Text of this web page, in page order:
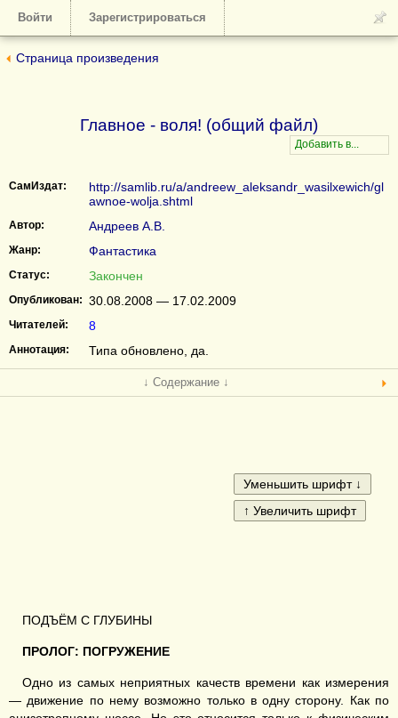
Войти Зарегистрироваться
Страница произведения
Главное - воля! (общий файл)
СамИздат:
http://samlib.ru/a/andreew_aleksandr_wasilxewich/gl
awnoe-wolja.shtml
Автор: Андреев А.В.
Жанр: Фантастика
Статус: Закончен
Опубликован: 30.08.2008 — 17.02.2009
Читателей: 8
Аннотация: Типа обновлено, да.
↓ Содержание ↓
ПОДЪЁМ С ГЛУБИНЫ
ПРОЛОГ: ПОГРУЖЕНИЕ
Одно из самых неприятных качеств времени как измерения
— движение по нему возможно только в одну сторону. Как по